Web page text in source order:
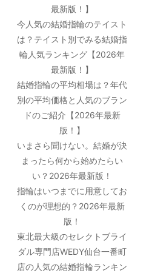
最新版！】
今人気の結婚指輪のテイスト
は？テイスト別でみる結婚指
輪人気ランキング【2026年
最新版！】
結婚指輪の平均相場は？年代
別の平均価格と人気のブラン
ドのご紹介【2026年最新
版！】
いまさら聞けない。結婚が決
まったら何から始めたらい
い？2026年最新版！
指輪はいつまでに用意してお
くのが理想的？2026年最新
版！
東北最大級のセレクトブライ
ダル専門店WEDY仙台一番町
店の人気の結婚指輪ランキン